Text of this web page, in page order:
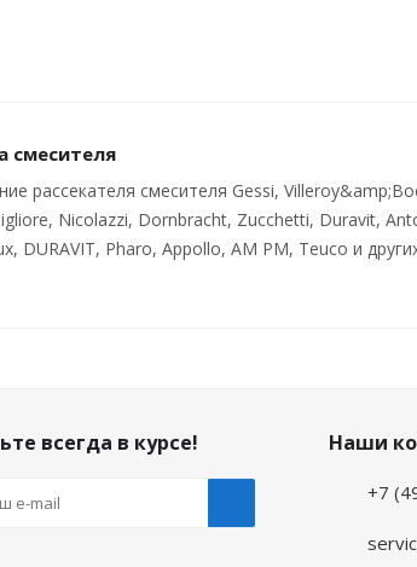
смесителя
рассекателя смесителя Gessi,
Nicolazzi, Dornbracht, Zucchetti, Duravit,
DURAVIT, Pharo, Appollo, AM PM, Teuco и
всегда в курсе! Наши
+7